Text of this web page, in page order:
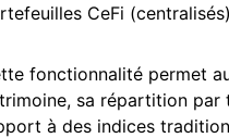
CeFi
fonctionnalité permet
sa répartition
à des indices